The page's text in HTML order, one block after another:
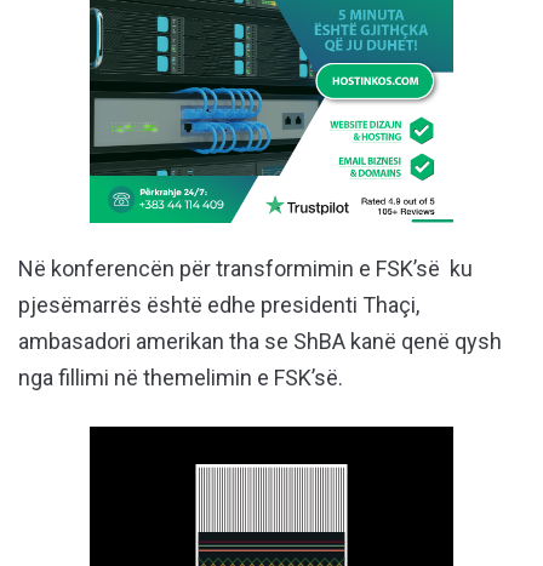
Në konferencën për transformimin e FSK’së ku
pjesëmarrës është edhe presidenti Thaçi,
ambasadori amerikan tha se ShBA kanë qenë qysh
nga fillimi në themelimin e FSK’së.